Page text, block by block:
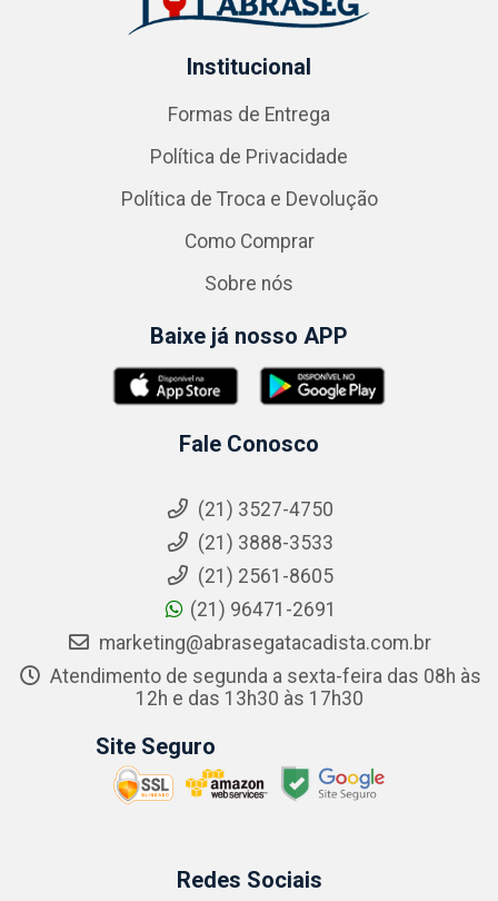
Institucional
Formas de Entrega
Política de Privacidade
Política de Troca e Devolução
Como Comprar
Sobre nós
Baixe já nosso APP
Fale Conosco
(21) 3527-4750
(21) 3888-3533
(21) 2561-8605
(21) 96471-2691
marketing@abrasegatacadista.com.br
Atendimento de segunda a sexta-feira das 08h às
12h e das 13h30 às 17h30
Site Seguro
Redes Sociais